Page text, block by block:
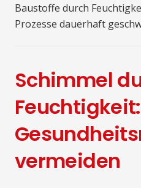
Baustoffe durch
Prozesse dauerhaft
Schimmel
Feuchtigkeit:
vermeiden